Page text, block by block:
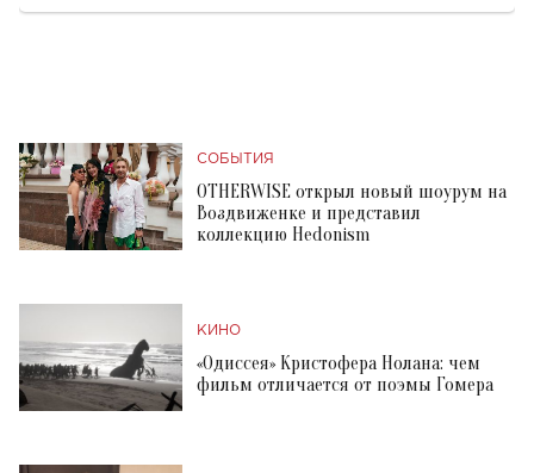
СОБЫТИЯ
OTHERWISE открыл новый шоурум на
Воздвиженке и представил
коллекцию Hedonism
КИНО
«Одиссея» Кристофера Нолана: чем
фильм отличается от поэмы Гомера